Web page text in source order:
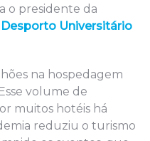
o presidente da
Universitário
na hospedagem
volume de
muitos hotéis há
reduziu o turismo